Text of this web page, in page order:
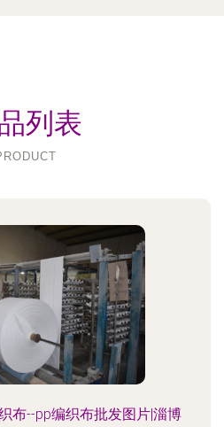
列表
布--pp编织布批发图片|淄博